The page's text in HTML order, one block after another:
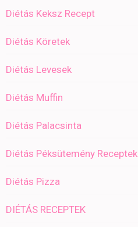
Diétás Keksz Recept
Diétás Köretek
Diétás Levesek
Diétás Muffin
Diétás Palacsinta
Diétás Péksütemény Receptek
Diétás Pizza
DIÉTÁS RECEPTEK